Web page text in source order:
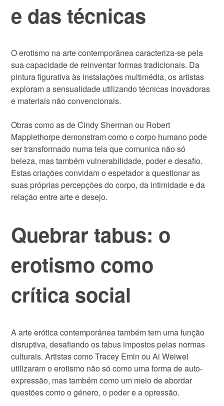
e das técnicas
O erotismo na arte contemporânea caracteriza-se pela
sua capacidade de reinventar formas tradicionais. Da
pintura figurativa às instalações multimédia, os artistas
exploram a sensualidade utilizando técnicas inovadoras
e materiais não convencionais.
Obras como as de Cindy Sherman ou Robert
Mapplethorpe demonstram como o corpo humano pode
ser transformado numa tela que comunica não só
beleza, mas também vulnerabilidade, poder e desafio.
Estas criações convidam o espetador a questionar as
suas próprias percepções do corpo, da intimidade e da
relação entre arte e desejo.
Quebrar tabus: o
erotismo como
crítica social
A arte erótica contemporânea também tem uma função
disruptiva, desafiando os tabus impostos pelas normas
culturais. Artistas como Tracey Emin ou Ai Weiwei
utilizaram o erotismo não só como uma forma de auto-
expressão, mas também como um meio de abordar
questões como o género, o poder e a opressão.